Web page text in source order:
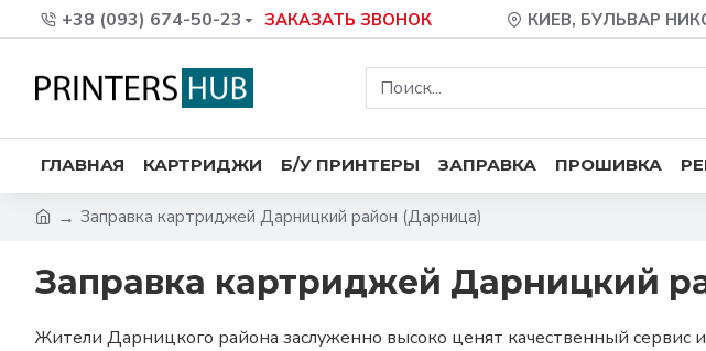
+38 (093) 674-50-23 ЗАКАЗАТЬ ЗВОНОК КИЕВ, БУЛЬВАР
ГЛАВНАЯ КАРТРИДЖИ Б/У ПРИНТЕРЫ ЗАПРАВКА ПРОШИВКА
Заправка картриджей Дарницкий район (Дарница)
Заправка картриджей Дарницкий
Жители Дарницкого района заслуженно высоко ценят качественный